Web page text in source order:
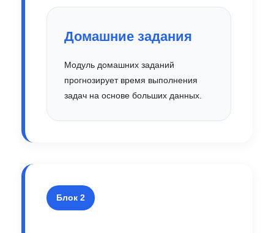
Домашние задания
Модуль домашних заданий
прогнозирует время выполнения
задач на основе больших данных.
Блок 2